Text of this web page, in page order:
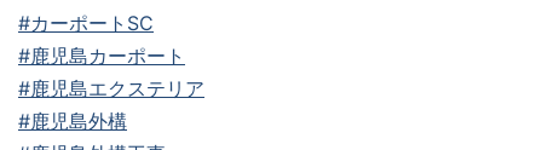
#カーポートSC
#鹿児島カーポート
#鹿児島エクステリア
#鹿児島外構